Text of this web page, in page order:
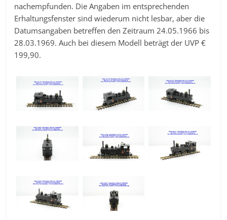
nachempfunden. Die Angaben im entsprechenden
Erhaltungsfenster sind wiederum nicht lesbar, aber die
Datumsangaben betreffen den Zeitraum 24.05.1966 bis
28.03.1969. Auch bei diesem Modell beträgt der UVP €
199,90.